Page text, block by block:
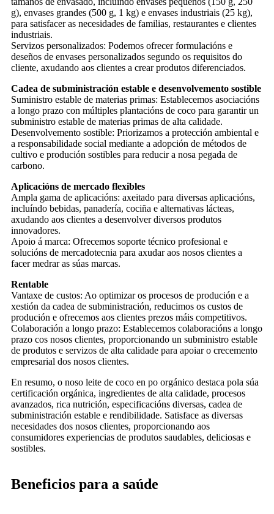
g), envases grandes (500 g, 1 kg) e envases industriais (25 kg),
para satisfacer as necesidades de familias, restaurantes e clientes
industriais.
Servizos personalizados: Podemos ofrecer formulacións e
deseños de envases personalizados segundo os requisitos do
cliente, axudando aos clientes a crear produtos diferenciados.
Cadea de subministración estable e desenvolvemento sostible
Suministro estable de materias primas: Establecemos asociacións
a longo prazo con múltiples plantacións de coco para garantir un
subministro estable de materias primas de alta calidade.
Desenvolvemento sostible: Priorizamos a protección ambiental e
a responsabilidade social mediante a adopción de métodos de
cultivo e produción sostibles para reducir a nosa pegada de
carbono.
Aplicacións de mercado flexibles
Ampla gama de aplicacións: axeitado para diversas aplicacións,
incluíndo bebidas, panadería, cociña e alternativas lácteas,
axudando aos clientes a desenvolver diversos produtos
innovadores.
Apoio á marca: Ofrecemos soporte técnico profesional e
solucións de mercadotecnia para axudar aos nosos clientes a
facer medrar as súas marcas.
Rentable
Vantaxe de custos: Ao optimizar os procesos de produción e a
xestión da cadea de subministración, reducimos os custos de
produción e ofrecemos aos clientes prezos máis competitivos.
Colaboración a longo prazo: Establecemos colaboracións a longo
prazo cos nosos clientes, proporcionando un subministro estable
de produtos e servizos de alta calidade para apoiar o crecemento
empresarial dos nosos clientes.
En resumo, o noso leite de coco en po orgánico destaca pola súa
certificación orgánica, ingredientes de alta calidade, procesos
avanzados, rica nutrición, especificacións diversas, cadea de
subministración estable e rendibilidade. Satisface as diversas
necesidades dos nosos clientes, proporcionando aos
consumidores experiencias de produtos saudables, deliciosas e
sostibles.
Beneficios para a saúde